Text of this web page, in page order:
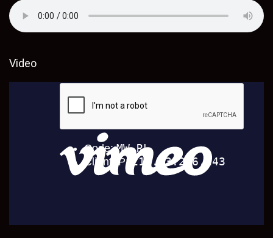
Video